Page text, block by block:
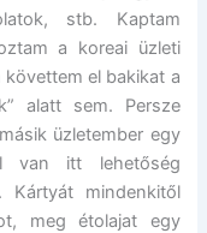
stb. Kaptam
a koreai üzleti
el bakikat a
alatt sem. Persze
üzletember egy
van itt lehetőség
Kártyát mindenkitől
meg étolajat egy